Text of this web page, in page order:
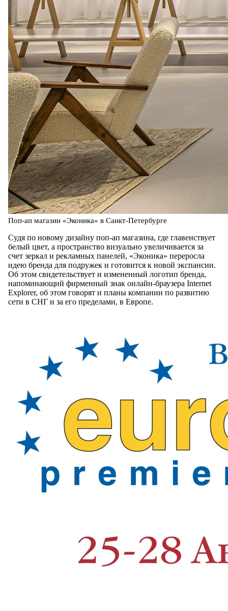
Поп-ап магазин «Эконика» в Санкт-Петербурге
Судя по новому дизайну поп-ап магазина, где главенствует
белый цвет, а пространство визуально увеличивается за
счет зеркал и рекламных панелей, «Эконика» переросла
идею бренда для подружек и готовится к новой экспансии.
Об этом свидетельствует и измененный логотип бренда,
напоминающий фирменный знак онлайн-браузера Internet
Explorer, об этом говорят и планы компании по развитию
сети в СНГ и за его пределами, в Европе.